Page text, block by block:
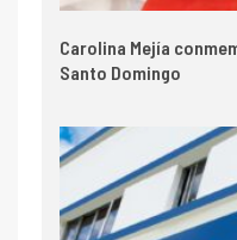
Carolina Mejía
Santo Domingo